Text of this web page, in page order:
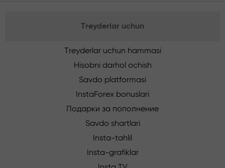
Treyderlar uchun
Treyderlar uchun hammasi
Hisobni darhol ochish
Savdo platformasi
InstaForex bonuslari
Подарки за пополнение
Savdo shartlari
Insta-tahlil
Insta-grafiklar